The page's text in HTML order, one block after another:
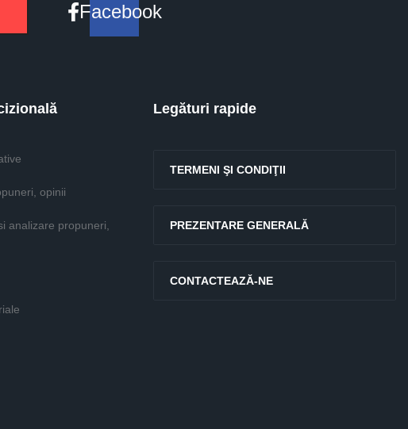
Facebook
opinii
analizare propuneri,
Legături rapide
TERMENI ŞI CONDIŢII
PREZENTARE GENERALĂ
CONTACTEAZĂ-NE